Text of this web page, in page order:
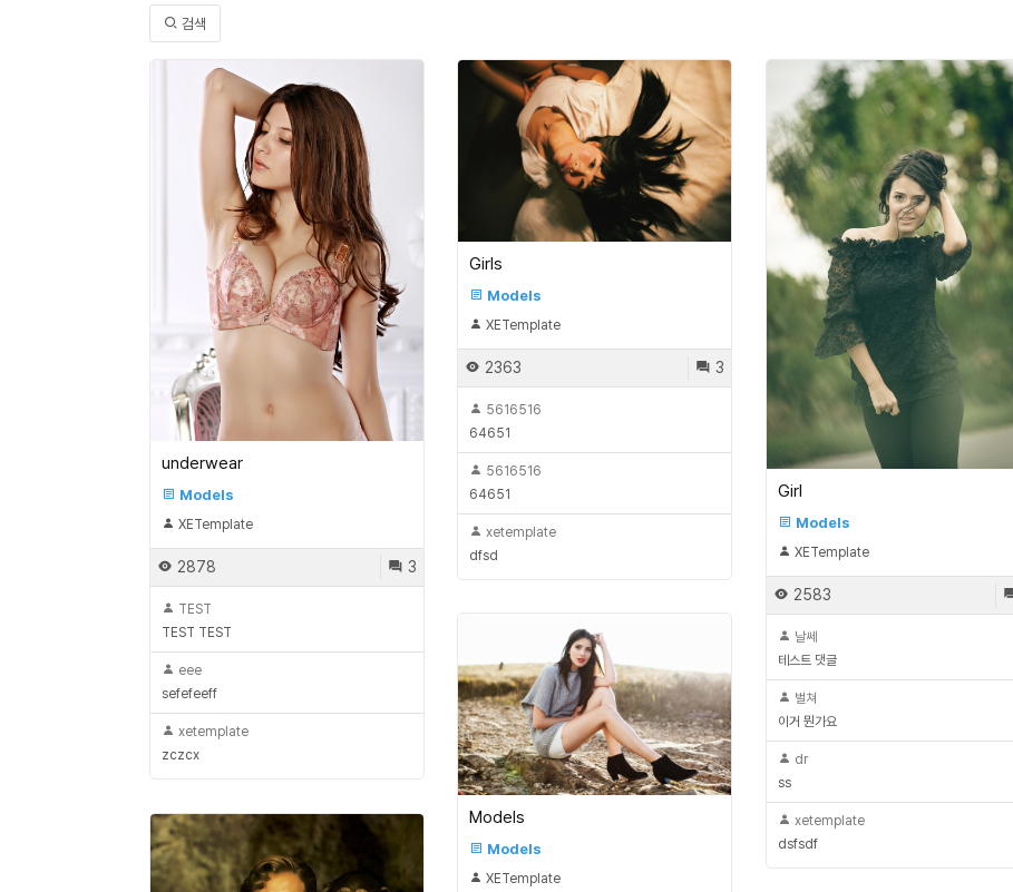
검색
underwear
Models
XETemplate
3
2878
TEST
TEST TEST
eee
sefefeeff
xetemplate
zczcx
Girls
Models
XETemplate
3
2363
5616516
64651
5616516
64651
xetemplate
dfsd
Girl
Models
XETemplate
2583
날쎄
테스트 댓글
벌쳐
이거 뭔가요
dr
ss
xetemplate
dsfsdf
Models
Models
XETemplate